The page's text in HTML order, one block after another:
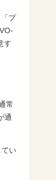
プ
す
常
通
い